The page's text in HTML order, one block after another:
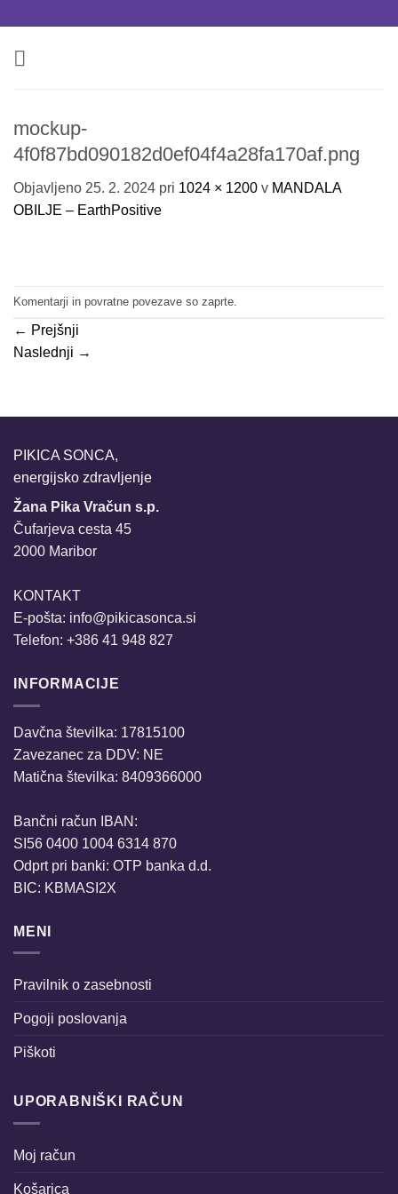
vsebino
mockup-
4f0f87bd090182d0ef04f4a28fa170af.png
Objavljeno 25. 2. 2024 pri 1024 × 1200 v MANDALA
OBILJE – EarthPositive
Komentarji in povratne povezave so zaprte.
← Prejšnji
Naslednji →
PIKICA SONCA,
energijsko zdravljenje
Žana Pika Vračun s.p.
Čufarjeva cesta 45
2000 Maribor
KONTAKT
E-pošta: info@pikicasonca.si
Telefon: +386 41 948 827
INFORMACIJE
Davčna številka: 17815100
Zavezanec za DDV: NE
Matična številka: 8409366000
Bančni račun IBAN:
SI56 0400 1004 6314 870
Odprt pri banki: OTP banka d.d.
BIC: KBMASI2X
MENI
Pravilnik o zasebnosti
Pogoji poslovanja
Piškoti
UPORABNIŠKI RAČUN
Moj račun
Košarica